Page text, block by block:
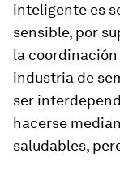
inteligente es
sensible, por
la
industria de
ser
hacerse
saludables,